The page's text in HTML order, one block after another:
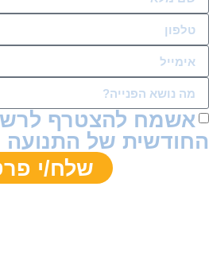
אשמח להצטרף
של התנועה
שלח/י